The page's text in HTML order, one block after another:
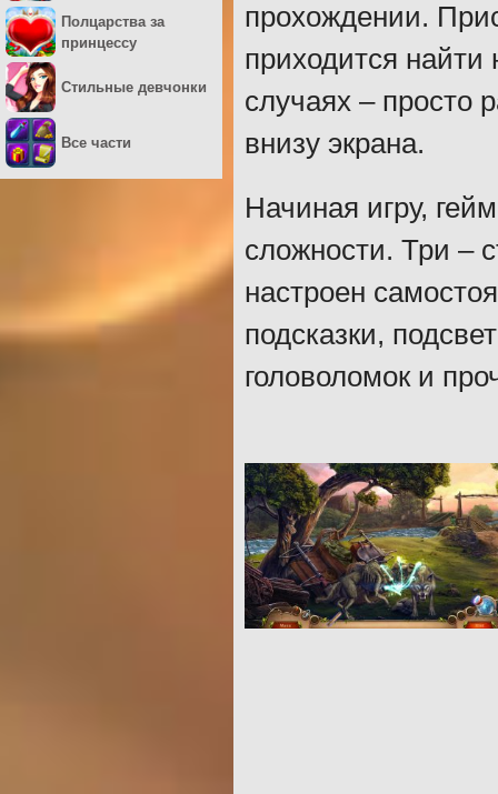
прохождении.
приходится найти
случаях – просто
внизу экрана.
Начиная игру,
сложности. Три –
настроен
подсказки,
головоломок и
Полцарства за
принцессу
Стильные девчонки
Все части